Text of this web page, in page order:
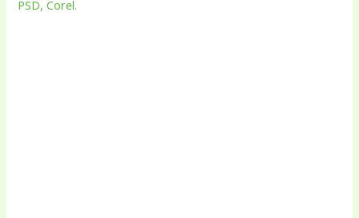
PSD, Corel.